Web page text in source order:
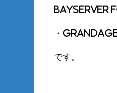
BayServer
・
です。